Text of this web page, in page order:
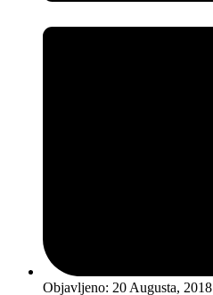
Objavljeno: 20 Augusta, 2018